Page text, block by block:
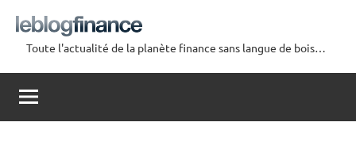
contenu
Le
Blog
Finance
Toute l'actualité de la planète finance sans langue de bois…